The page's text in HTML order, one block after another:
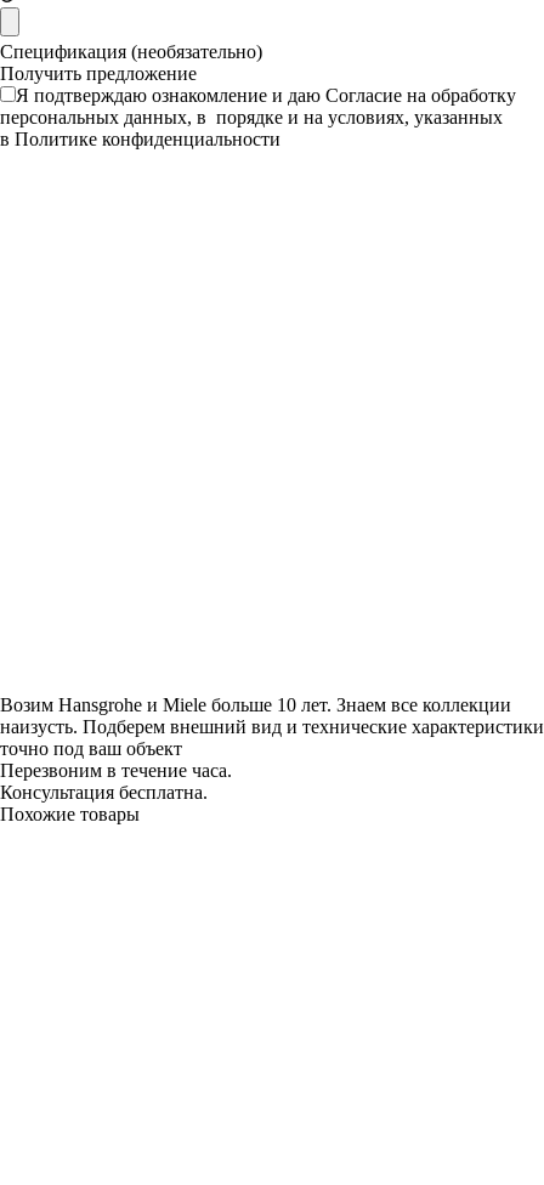
Спецификация (необязательно)
Я подтверждаю ознакомление и даю Согласие на обработку
персональных данных, в порядке и на условиях, указанных
в Политике конфиденциальности
Возим Hansgrohe и Miele больше 10 лет. Знаем все коллекции
наизусть. Подберем внешний вид и технические характеристики
точно под ваш объект
Перезвоним в течение часа.
Консультация бесплатна.
Похожие товары